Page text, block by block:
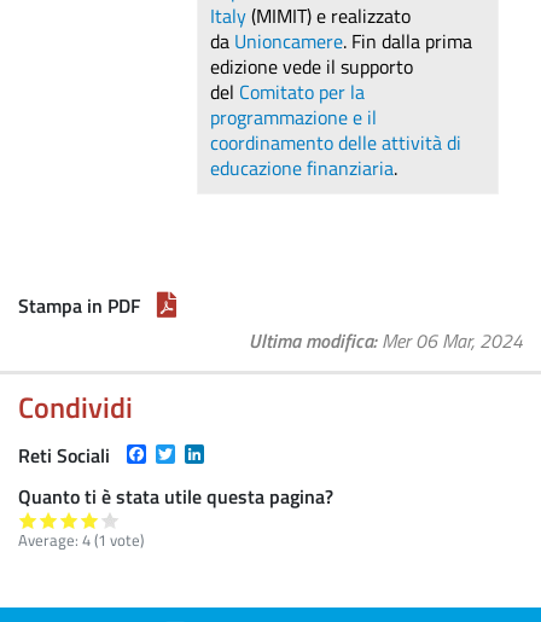
Italy(MIMIT) e realizzato
da Unioncamere. Fin dalla prima
edizione vede il supporto
del Comitato per la
programmazione e il
coordinamento delle attività di
educazione finanziaria.
Stampa in PDF
Ultima modifica Mer 06 Mar, 2024
Condividi
Reti Sociali Facebook
Twitter
Quanto ti è stata utile questa pagina?
Average: 4(1 vote)